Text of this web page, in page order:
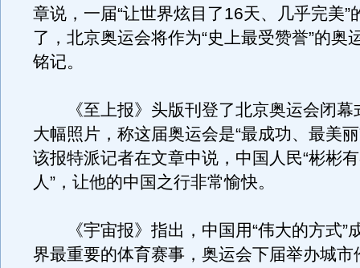
章说，一届“让世界炫目了16天、几乎完美”
了，北京奥运会将作为“史上最受赞誉”的奥
铭记。
《至上报》头版刊登了北京奥运会闭幕
大幅照片，称这届奥运会是“最成功、最美
该报特派记者在文章中说，中国人民“彬彬
人”，让他的中国之行非常愉快。
《宇宙报》指出，中国用“伟大的方式”
界最重要的体育赛事，奥运会下届举办城市